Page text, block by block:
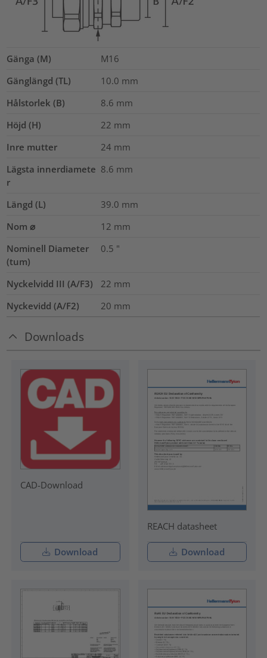
Gänga (M)
M16
Gänglängd (TL)
10.0 mm
Hålstorlek (B)
8.6 mm
Höjd (H)
22 mm
Inre mutter
24 mm
Lägsta innerdiamete
r
8.6 mm
Längd (L) 39.0 mm
Nom ⌀
12 mm
Nominell Diameter
(tum)
0.5 "
Nyckelvidd III (A/F3) 22 mm
Nyckevidd (A/F2)
20 mm
Downloads
CAD-Download
Download
REACH datasheet
Download